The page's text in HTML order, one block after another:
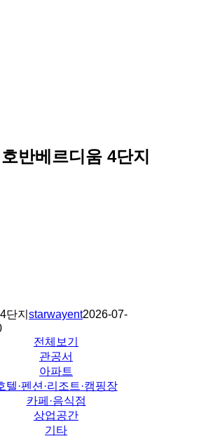
반베르디움 4단지
단지 starwayent2026-07-
전체보기
관공서
아파트
텔·펜션·리조트·캠핑장
카페·음식점
상업공간
기타